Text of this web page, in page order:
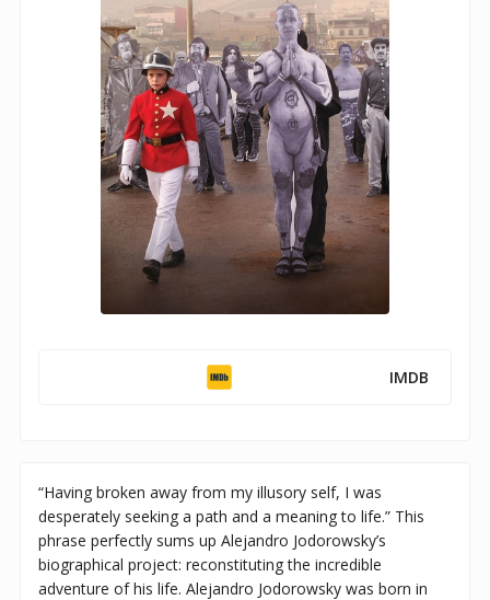
IMDB
“Having broken away from my illusory self, I was
desperately seeking a path and a meaning to life.” This
phrase perfectly sums up Alejandro Jodorowsky’s
biographical project: reconstituting the incredible
adventure of his life. Alejandro Jodorowsky was born in